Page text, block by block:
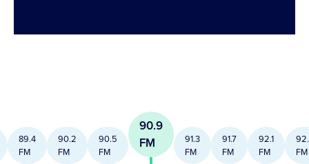
89.4
FM
90.2
FM
90.5
FM
90.9
FM
91.3
FM
91.7
FM
92.1
FM
FM